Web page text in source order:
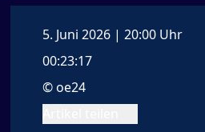
5. Juni 2026 | 20:00 Uhr
00:23:17
© oe24